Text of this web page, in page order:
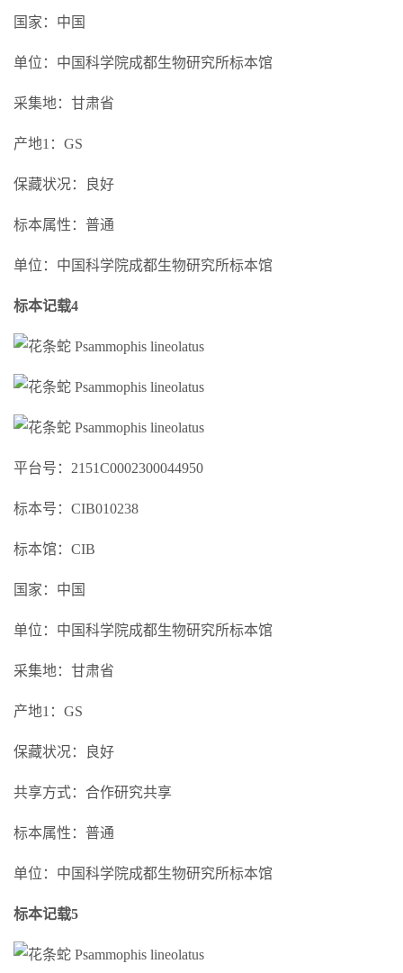
国家：中国
单位：中国科学院成都生物研究所标本馆
采集地：甘肃省
产地1：GS
保藏状况：良好
标本属性：普通
单位：中国科学院成都生物研究所标本馆
标本记载4
平台号：2151C0002300044950
标本号：CIB010238
标本馆：CIB
国家：中国
单位：中国科学院成都生物研究所标本馆
采集地：甘肃省
产地1：GS
保藏状况：良好
共享方式：合作研究共享
标本属性：普通
单位：中国科学院成都生物研究所标本馆
标本记载5